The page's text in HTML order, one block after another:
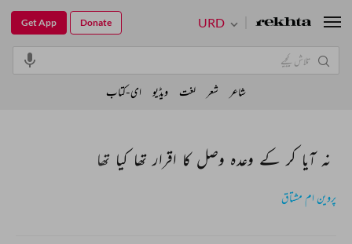
نہ آیا کر کے وعدہ وصل کا اقرار تھا کیا تھا
پروین ام مشتاق
URD
Get App Donate
شاعر شعر لغت ویڈیو ای-کتاب